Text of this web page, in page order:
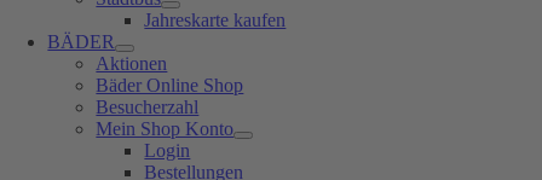
Jahreskarte kaufen
BÄDER
Aktionen
Bäder Online Shop
Besucherzahl
Mein Shop Konto
Login
Bestellungen